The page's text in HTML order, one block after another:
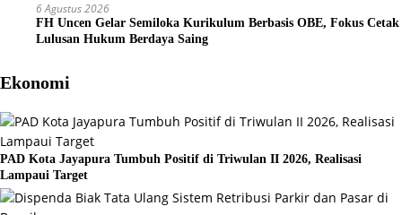
6 Agustus 2026
FH Uncen Gelar Semiloka Kurikulum Berbasis OBE, Fokus Cetak
Lulusan Hukum Berdaya Saing
Ekonomi
PAD Kota Jayapura Tumbuh Positif di Triwulan II 2026, Realisasi
Lampaui Target